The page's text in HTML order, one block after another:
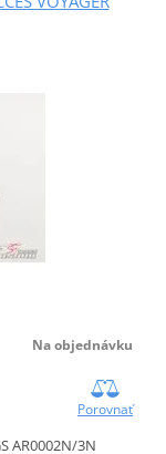
Na objednávku
Porovnať
AR0002N/3N